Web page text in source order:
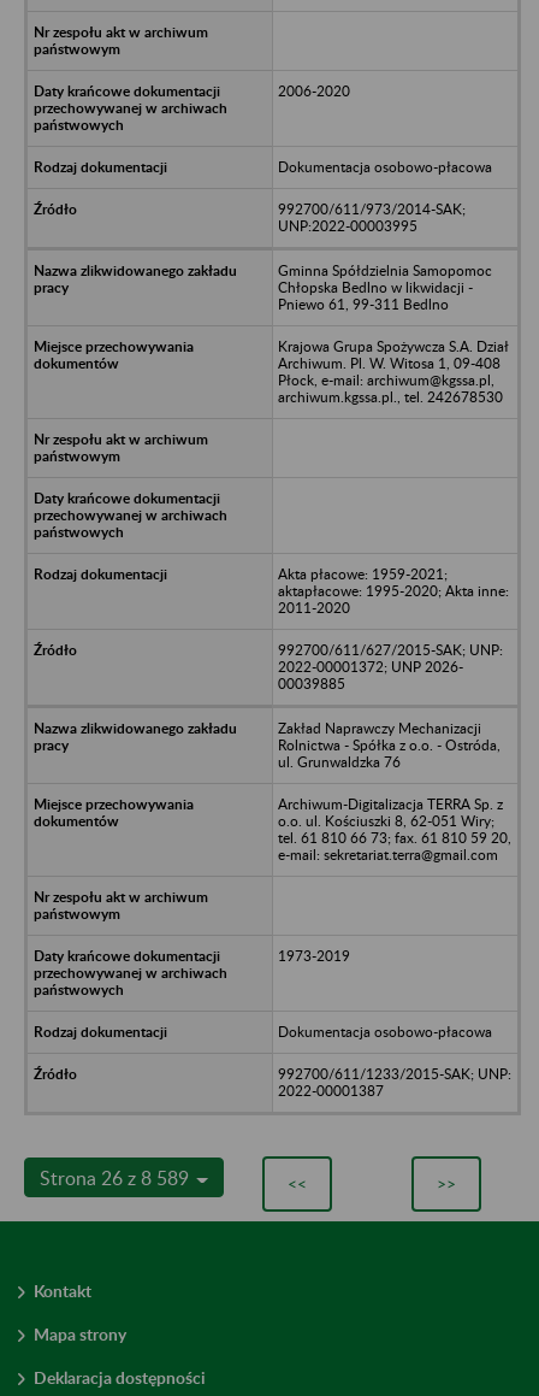
2006-2020
Dokumentacja osobowo-płacowa
992700/611/973/2014-SAK;
UNP:2022-00003995
Gminna Spółdzielnia Samopomoc
Chłopska Bedlno w likwidacji -
Pniewo 61, 99-311 Bedlno
Krajowa Grupa Spożywcza S.A. Dział
Archiwum. Pl. W. Witosa 1, 09-408
Płock, e-mail: archiwum@kgssa.pl,
archiwum.kgssa.pl., tel. 242678530
Akta płacowe: 1959-2021;
aktapłacowe: 1995-2020; Akta inne:
2011-2020
992700/611/627/2015-SAK; UNP:
2022-00001372; UNP 2026-
00039885
Zakład Naprawczy Mechanizacji
Rolnictwa - Spółka z o.o. - Ostróda,
ul. Grunwaldzka 76
Archiwum-Digitalizacja TERRA Sp. z
o.o. ul. Kościuszki 8, 62-051 Wiry;
tel. 61 810 66 73; fax. 61 810 59 20,
e-mail: sekretariat.terra@gmail.com
1973-2019
Dokumentacja osobowo-płacowa
992700/611/1233/2015-SAK; UNP:
2022-00001387
Strona 26 z 8 589 << >>
Kontakt
Mapa strony
Deklaracja dostępności